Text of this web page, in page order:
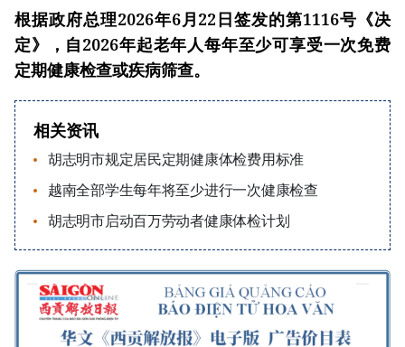
根据政府总理2026年6月22日签发的第1116号《决
定》，自2026年起老年人每年至少可享受一次免费
定期健康检查或疾病筛查。
相关资讯
胡志明市规定居民定期健康体检费用标准
越南全部学生每年将至少进行一次健康检查
胡志明市启动百万劳动者健康体检计划